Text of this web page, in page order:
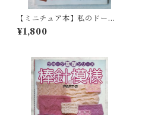
【ミニチュア本】私のドール
ハウス vol.3 粘土を使ってお
いしい食べ物づくり(1996年)
¥1,800